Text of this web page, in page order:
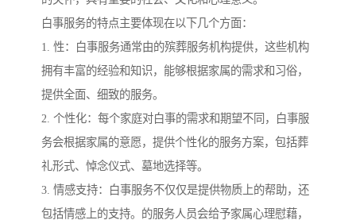
白事服务的特点主要体现在以下几个方面：
1. 性：白事服务通常由的殡葬服务机构提供，这些机构
拥有丰富的经验和知识，能够根据家属的需求和习俗，
提供全面、细致的服务。
2. 个性化：每个家庭对白事的需求和期望不同，白事服
务会根据家属的意愿，提供个性化的服务方案，包括葬
礼形式、悼念仪式、墓地选择等。
3. 情感支持：白事服务不仅仅是提供物质上的帮助，还
包括情感上的支持。的服务人员会给予家属心理慰藉，